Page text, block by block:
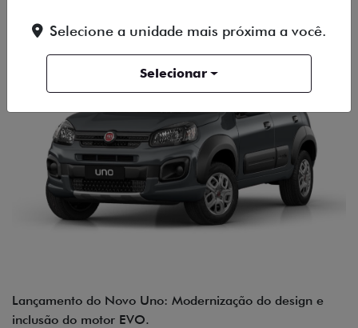
Lançamento do Novo Uno: Modernização do design e
inclusão do motor EVO.
Selecione a unidade mais próxima a você.
Selecionar